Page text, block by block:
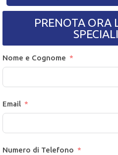
PRENOTA ORA
Nome e Cognome
Email
Numero di Telefono